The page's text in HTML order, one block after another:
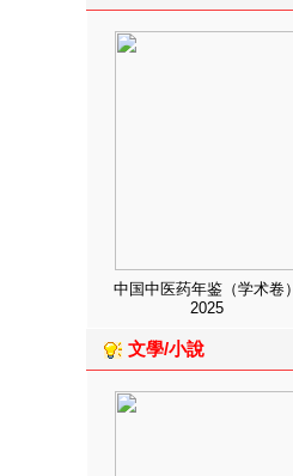
中国中医药年鉴（学术卷）
2025
文學/小說